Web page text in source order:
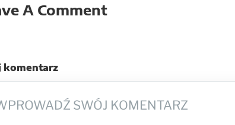
A Comment
komentarz